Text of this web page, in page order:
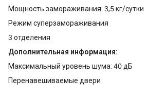
Мощность замораживания: 3,5 кг/сутки
Режим суперзамораживания
3 отделения
Дополнительная информация:
Максимальный уровень шума: 40 дБ
Перенавешиваемые двери